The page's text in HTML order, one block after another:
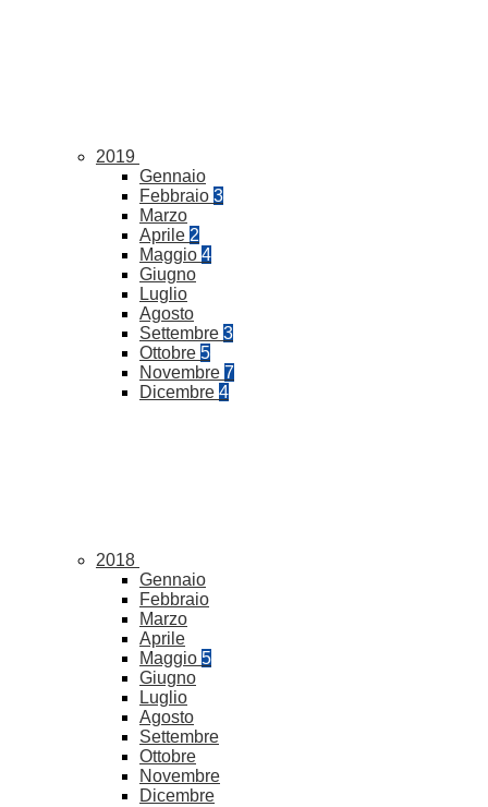
2019
Gennaio
Febbraio 3
Marzo
Aprile 2
Maggio 4
Giugno
Luglio
Agosto
Settembre 3
Ottobre 5
Novembre 7
Dicembre 4
2018
Gennaio
Febbraio
Marzo
Aprile
Maggio 5
Giugno
Luglio
Agosto
Settembre
Ottobre
Novembre
Dicembre